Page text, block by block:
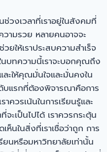
ช่วงเวลาที่เราอยู่ในสังคมที่
ามรวย หลายคนอาจจะ
ให้เราประสบความสำเร็จ
นบทความนี้เราจะบอกคุณถึง
ะให้คุณมั่นใจและมั่นคงใน
บแรกที่ต้องพิจารณาคือการ
ควรเน้นในการเรียนรู้และ
ะเป็นไปได้ เราควรกระตุ้น
นในสิ่งที่เราเชื่อว่าถูก การ
ยนหรือมหาวิทยาลัยเท่านั้น